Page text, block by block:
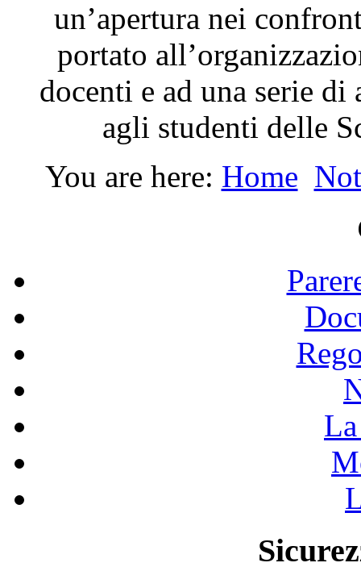
un’apertura nei
portato
docenti e ad una serie
agli studenti delle
You are here: Home